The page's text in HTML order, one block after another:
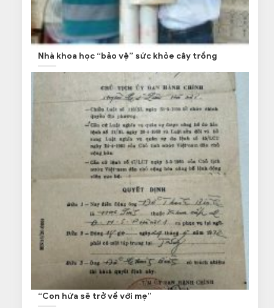
Nhà khoa học “bảo vệ” sức khỏe cây trồng
“Con hứa sẽ trở về với mẹ”